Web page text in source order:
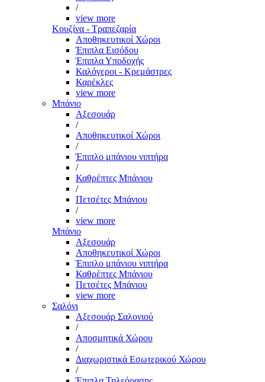
/
view more
Κουζίνα - Τραπεζαρία
Αποθηκευτικοί Χώροι
Έπιπλα Εισόδου
Έπιπλα Υποδοχής
Καλόγεροι - Κρεμάστρες
Καρέκλες
view more
Μπάνιο
Αξεσουάρ
/
Αποθηκευτικοί Χώροι
/
Έπιπλο μπάνιου νιπτήρα
/
Καθρέπτες Μπάνιου
/
Πετσέτες Μπάνιου
/
view more
Μπάνιο
Αξεσουάρ
Αποθηκευτικοί Χώροι
Έπιπλο μπάνιου νιπτήρα
Καθρέπτες Μπάνιου
Πετσέτες Μπάνιου
view more
Σαλόνι
Αξεσουάρ Σαλονιού
/
Αποσμητικά Χώρου
/
Διαχωριστικά Εσωτερικού Χώρου
/